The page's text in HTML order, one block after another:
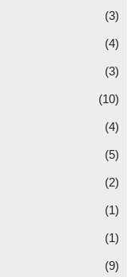
(3)
(4)
(3)
(10)
(4)
(5)
(2)
(1)
(1)
(9)